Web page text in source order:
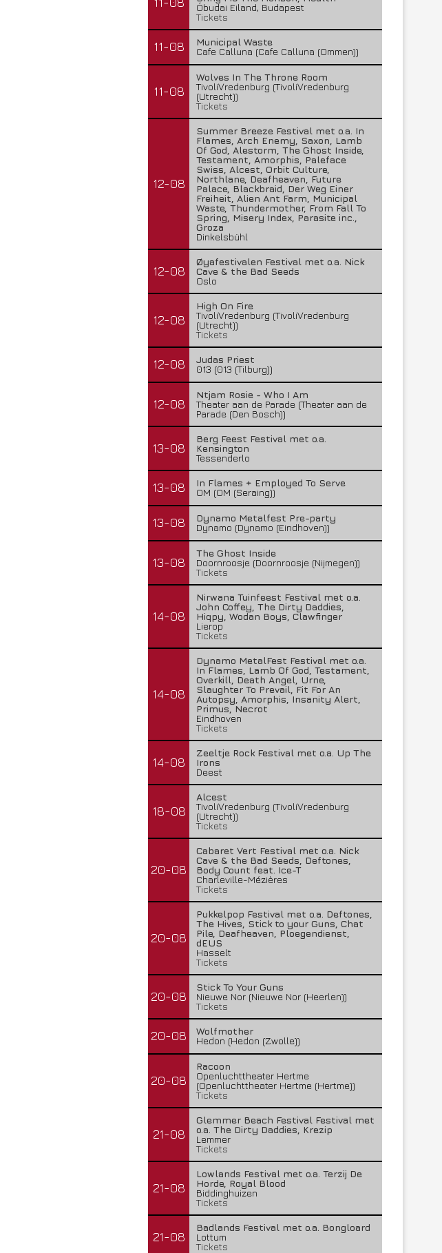
Óbudai Eiland, Budapest
Tickets
11-08
Municipal Waste
Cafe Calluna (Cafe Calluna (Ommen))
11-08
Wolves In The Throne Room
TivoliVredenburg (TivoliVredenburg
(Utrecht))
Tickets
12-08
Summer Breeze Festival met o.a. In
Flames, Arch Enemy, Saxon, Lamb
Of God, Alestorm, The Ghost Inside,
Testament, Amorphis, Paleface
Swiss, Alcest, Orbit Culture,
Northlane, Deafheaven, Future
Palace, Blackbraid, Der Weg Einer
Freiheit, Alien Ant Farm, Municipal
Waste, Thundermother, From Fall To
Spring, Misery Index, Parasite inc.,
Groza
Dinkelsbühl
12-08
Øyafestivalen Festival met o.a. Nick
Cave & the Bad Seeds
Oslo
12-08
High On Fire
TivoliVredenburg (TivoliVredenburg
(Utrecht))
Tickets
12-08
Judas Priest
013 (013 (Tilburg))
12-08
Ntjam Rosie - Who I Am
Theater aan de Parade (Theater aan de
Parade (Den Bosch))
13-08
Berg Feest Festival met o.a.
Kensington
Tessenderlo
13-08
In Flames + Employed To Serve
OM (OM (Seraing))
13-08
Dynamo Metalfest Pre-party
Dynamo (Dynamo (Eindhoven))
13-08
The Ghost Inside
Doornroosje (Doornroosje (Nijmegen))
Tickets
14-08
Nirwana Tuinfeest Festival met o.a.
John Coffey, The Dirty Daddies,
Hiqpy, Wodan Boys, Clawfinger
Lierop
Tickets
14-08
Dynamo MetalFest Festival met o.a.
In Flames, Lamb Of God, Testament,
Overkill, Death Angel, Urne,
Slaughter To Prevail, Fit For An
Autopsy, Amorphis, Insanity Alert,
Primus, Necrot
Eindhoven
Tickets
14-08
Zeeltje Rock Festival met o.a. Up The
Irons
Deest
18-08
Alcest
TivoliVredenburg (TivoliVredenburg
(Utrecht))
Tickets
20-08
Cabaret Vert Festival met o.a. Nick
Cave & the Bad Seeds, Deftones,
Body Count feat. Ice-T
Charleville-Mézières
Tickets
20-08
Pukkelpop Festival met o.a. Deftones,
The Hives, Stick to your Guns, Chat
Pile, Deafheaven, Ploegendienst,
dEUS
Hasselt
Tickets
20-08
Stick To Your Guns
Nieuwe Nor (Nieuwe Nor (Heerlen))
Tickets
20-08
Wolfmother
Hedon (Hedon (Zwolle))
20-08
Racoon
Openluchttheater Hertme
(Openluchttheater Hertme (Hertme))
Tickets
21-08
Glemmer Beach Festival Festival met
o.a. The Dirty Daddies, Krezip
Lemmer
Tickets
21-08
Lowlands Festival met o.a. Terzij De
Horde, Royal Blood
Biddinghuizen
Tickets
21-08
Badlands Festival met o.a. Bongloard
Lottum
Tickets